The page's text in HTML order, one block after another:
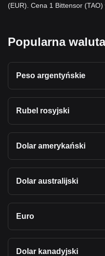
(EUR). Cena 1 Bittensor
Popularna
Peso argentyńskie
Rubel rosyjski
Dolar amerykański
Dolar australijski
Euro
Dolar kanadyjski